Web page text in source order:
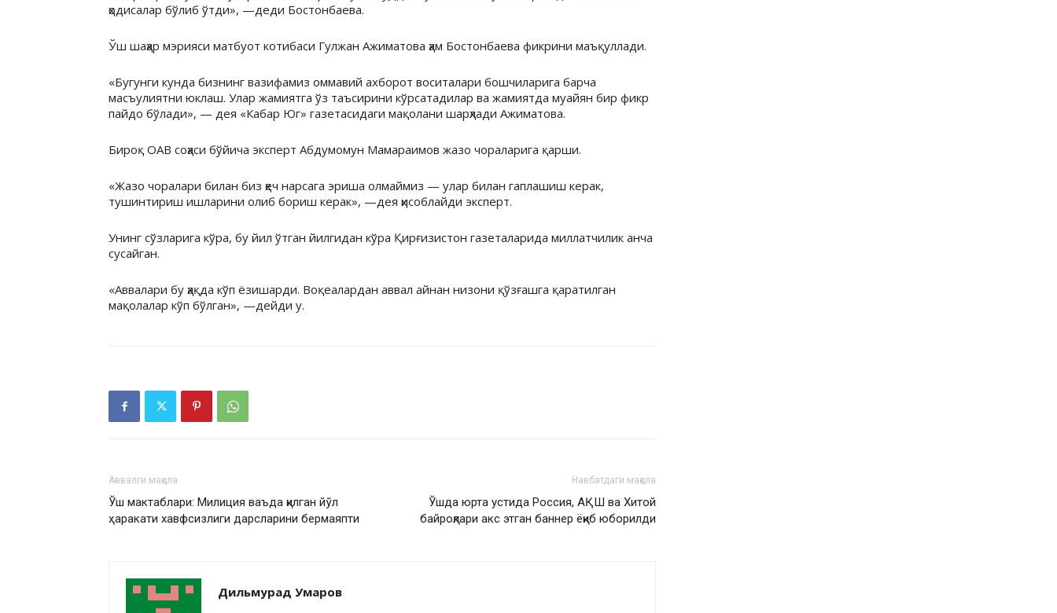
ҳодисалар бўлиб ўтди», —деди Бостонбаева.
Ўш шаҳар мэрияси матбуот котибаси Гулжан Ажиматова ҳам Бостонбаева фикрини маъқуллади.
«Бугунги кунда бизнинг вазифамиз оммавий ахборот воситалари бошчиларига барча
масъулиятни юклаш. Улар жамиятга ўз таъсирини кўрсатадилар ва жамиятда муайян бир фикр
пайдо бўлади», — дея «Кабар Юг» газетасидаги мақолани шарҳлади Ажиматова.
Бироқ ОАВ соҳаси бўйича эксперт Абдумомун Мамараимов жазо чораларига қарши.
«Жазо чоралари билан биз ҳеч нарсага эриша олмаймиз — улар билан гаплашиш керак,
тушинтириш ишларини олиб бориш керак», —дея ҳисоблайди эксперт.
Унинг сўзларига кўра, бу йил ўтган йилгидан кўра Қирғизистон газеталарида миллатчилик анча
сусайган.
«Аввалари бу ҳақда кўп ёзишарди. Воқеалардан аввал айнан низони қўзғашга қаратилган
мақолалар кўп бўлган», —дейди у.
Аввалги мақола
Ўш мактаблари: Милиция ваъда қилган йўл
ҳаракати хавфсизлиги дарсларини бермаяпти
Навбатдаги мақола
Ўшда юрта устида Россия, АҚШ ва Хитой
байроқлари акс этган баннер ёқиб юборилди
Дильмурад Умаров